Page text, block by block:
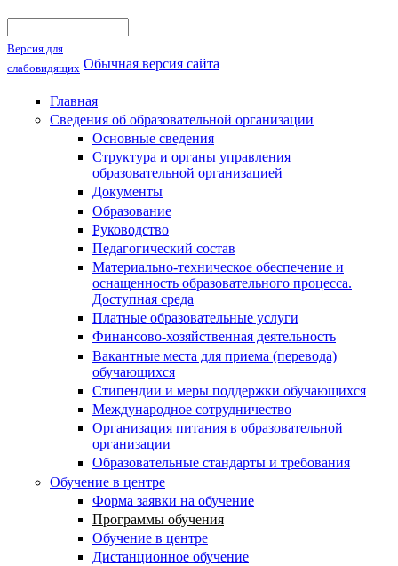
Форма поиска
Поиск
Версия для
слабовидящих Обычная версия сайта
Главная
Сведения об образовательной организации
Основные сведения
Структура и органы управления
образовательной организацией
Документы
Образование
Руководство
Педагогический состав
Материально-техническое обеспечение и
оснащенность образовательного процесса.
Доступная среда
Платные образовательные услуги
Финансово-хозяйственная деятельность
Вакантные места для приема (перевода)
обучающихся
Стипендии и меры поддержки обучающихся
Международное сотрудничество
Организация питания в образовательной
организации
Образовательные стандарты и требования
Обучение в центре
Форма заявки на обучение
Программы обучения
Обучение в центре
Дистанционное обучение